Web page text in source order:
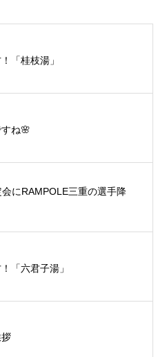
「桂枝湯」
ね🌸
にRAMPOLE三重の選手降
「六君子湯」